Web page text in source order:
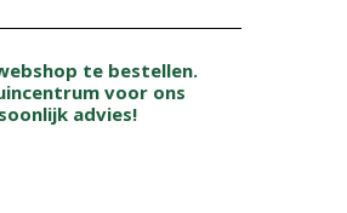
te bestellen.
voor ons
advies!